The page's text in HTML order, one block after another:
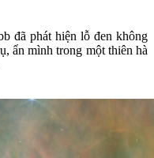
đã phát hiện lỗ đen không
ẩn mình trong một thiên hà